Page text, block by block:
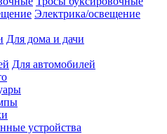
Электрика/освещение
Для дома и дачи
Для автомобилей
устройства